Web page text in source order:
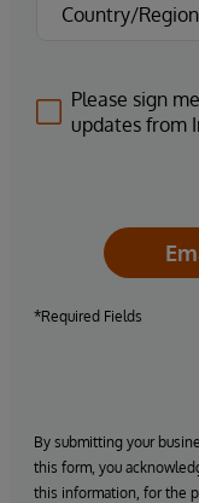
Please sign
updates from
*Required Fields
By submitting your
this form, you
this information, for the